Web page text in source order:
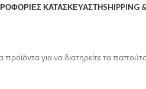
ΚΑΤΑΣΚΕΥΑΣΤΉSHIPPING
για να διατηρείτε τα